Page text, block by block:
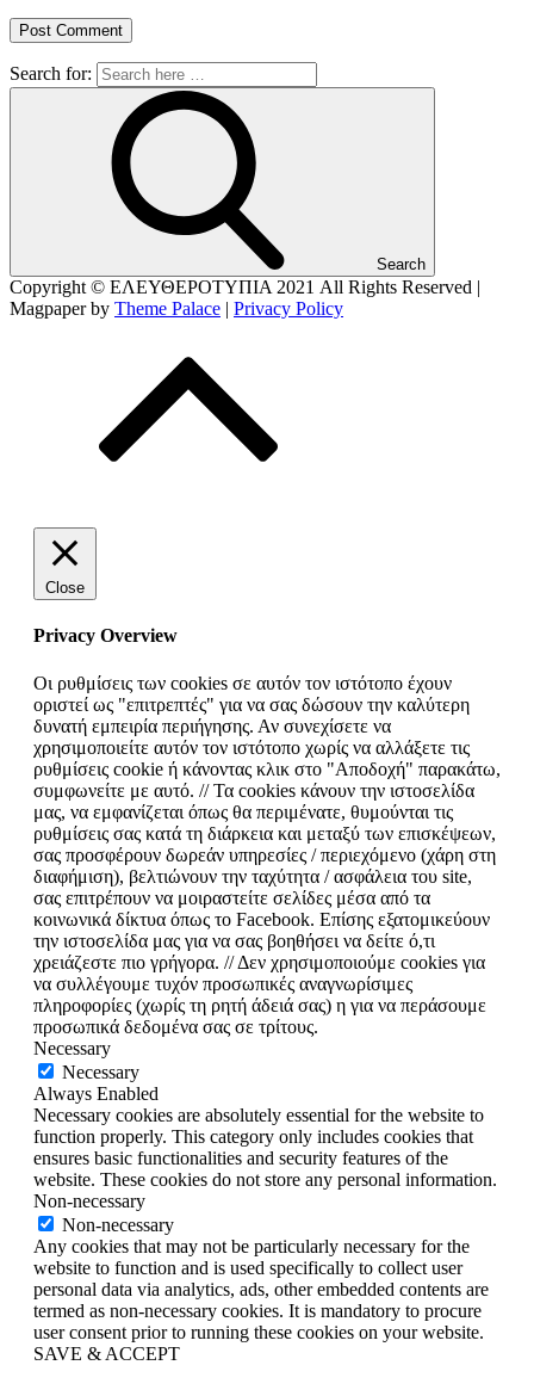
Search for:
Search
Copyright © ΕΛΕΥΘΕΡΟΤΥΠΙΑ 2021 All Rights Reserved |
Magpaper by Theme Palace | Privacy Policy
Close
Privacy Overview
Οι ρυθμίσεις των cookies σε αυτόν τον ιστότοπο έχουν
οριστεί ως "επιτρεπτές" για να σας δώσουν την καλύτερη
δυνατή εμπειρία περιήγησης. Αν συνεχίσετε να
χρησιμοποιείτε αυτόν τον ιστότοπο χωρίς να αλλάξετε τις
ρυθμίσεις cookie ή κάνοντας κλικ στο "Αποδοχή" παρακάτω,
συμφωνείτε με αυτό. // Τα cookies κάνουν την ιστοσελίδα
μας, να εμφανίζεται όπως θα περιμένατε, θυμούνται τις
ρυθμίσεις σας κατά τη διάρκεια και μεταξύ των επισκέψεων,
σας προσφέρουν δωρεάν υπηρεσίες / περιεχόμενο (χάρη στη
διαφήμιση), βελτιώνουν την ταχύτητα / ασφάλεια του site,
σας επιτρέπουν να μοιραστείτε σελίδες μέσα από τα
κοινωνικά δίκτυα όπως το Facebook. Επίσης εξατομικεύουν
την ιστοσελίδα μας για να σας βοηθήσει να δείτε ό,τι
χρειάζεστε πιο γρήγορα. // Δεν χρησιμοποιούμε cookies για
να συλλέγουμε τυχόν προσωπικές αναγνωρίσιμες
πληροφορίες (χωρίς τη ρητή άδειά σας) η για να περάσουμε
προσωπικά δεδομένα σας σε τρίτους.
Necessary
Necessary
Always Enabled
Necessary cookies are absolutely essential for the website to
function properly. This category only includes cookies that
ensures basic functionalities and security features of the
website. These cookies do not store any personal information.
Non-necessary
Non-necessary
Any cookies that may not be particularly necessary for the
website to function and is used specifically to collect user
personal data via analytics, ads, other embedded contents are
termed as non-necessary cookies. It is mandatory to procure
user consent prior to running these cookies on your website.
SAVE & ACCEPT